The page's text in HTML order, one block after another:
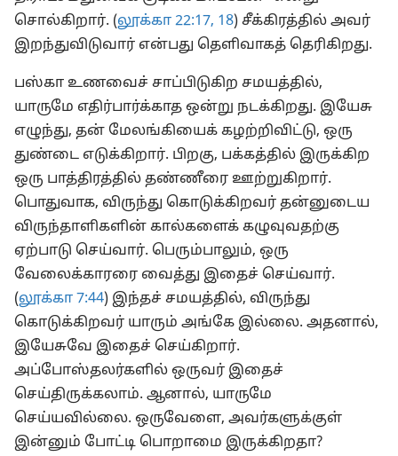
சொல்கிறார். (லூக்கா 22:17, 18) சீக்கிரத்தில் அவர்
இறந்துவிடுவார் என்பது தெளிவாகத் தெரிகிறது.
பஸ்கா உணவைச் சாப்பிடுகிற சமயத்தில்,
யாருமே எதிர்பார்க்காத ஒன்று நடக்கிறது. இயேசு
எழுந்து, தன் மேலங்கியைக் கழற்றிவிட்டு, ஒரு
துண்டை எடுக்கிறார். பிறகு, பக்கத்தில் இருக்கிற
ஒரு பாத்திரத்தில் தண்ணீரை ஊற்றுகிறார்.
பொதுவாக, விருந்து கொடுக்கிறவர் தன்னுடைய
விருந்தாளிகளின் கால்களைக் கழுவுவதற்கு
ஏற்பாடு செய்வார். பெரும்பாலும், ஒரு
வேலைக்காரரை வைத்து இதைச் செய்வார்.
(லூக்கா 7:44) இந்தச் சமயத்தில், விருந்து
கொடுக்கிறவர் யாரும் அங்கே இல்லை. அதனால்,
இயேசுவே இதைச் செய்கிறார்.
அப்போஸ்தலர்களில் ஒருவர் இதைச்
செய்திருக்கலாம். ஆனால், யாருமே
செய்யவில்லை. ஒருவேளை, அவர்களுக்குள்
இன்னும் போட்டி பொறாமை இருக்கிறதா?